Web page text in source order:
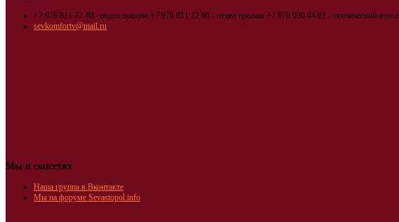
+7 978 811 72 40 - отдел продаж +7 978 811 72 60 - отдел продаж +7 978 030 44 61 - технический отдел
sevkomfortv@mail.ru
Мы в соцсетях
Наша группа в Вконтакте
Мы на форуме Sevastopol.info